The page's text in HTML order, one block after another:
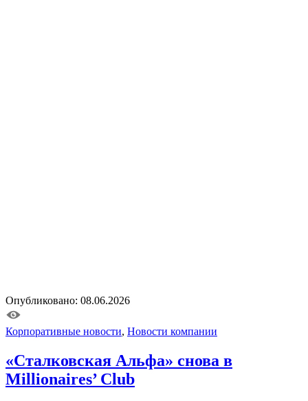
Опубликовано: 08.06.2026
Корпоративные новости, Новости компании
«Сталковская Альфа» снова в
Millionaires’ Club